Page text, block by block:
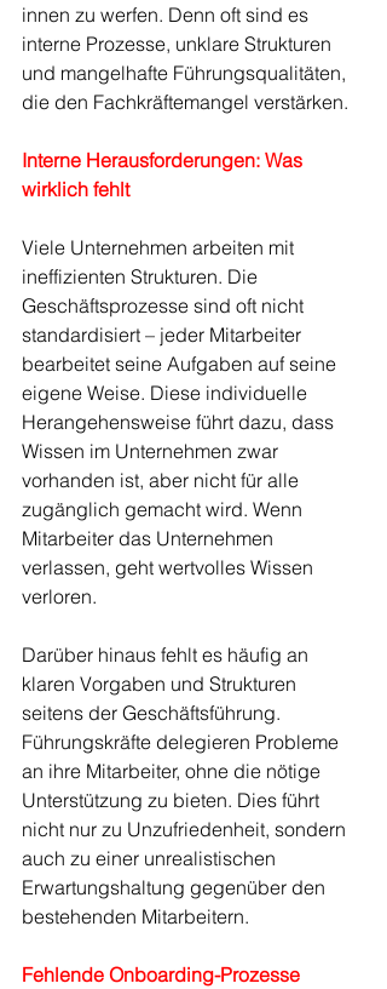
innen zu werfen. Denn oft sind es
interne Prozesse, unklare Strukturen
und mangelhafte Führungsqualitäten,
die den Fachkräftemangel verstärken.
Interne Herausforderungen: Was
wirklich fehlt
Viele Unternehmen arbeiten mit
ineffizienten Strukturen. Die
Geschäftsprozesse sind oft nicht
standardisiert – jeder Mitarbeiter
bearbeitet seine Aufgaben auf seine
eigene Weise. Diese individuelle
Herangehensweise führt dazu, dass
Wissen im Unternehmen zwar
vorhanden ist, aber nicht für alle
zugänglich gemacht wird. Wenn
Mitarbeiter das Unternehmen
verlassen, geht wertvolles Wissen
verloren.
Darüber hinaus fehlt es häufig an
klaren Vorgaben und Strukturen
seitens der Geschäftsführung.
Führungskräfte delegieren Probleme
an ihre Mitarbeiter, ohne die nötige
Unterstützung zu bieten. Dies führt
nicht nur zu Unzufriedenheit, sondern
auch zu einer unrealistischen
Erwartungshaltung gegenüber den
bestehenden Mitarbeitern.
Fehlende Onboarding-Prozesse